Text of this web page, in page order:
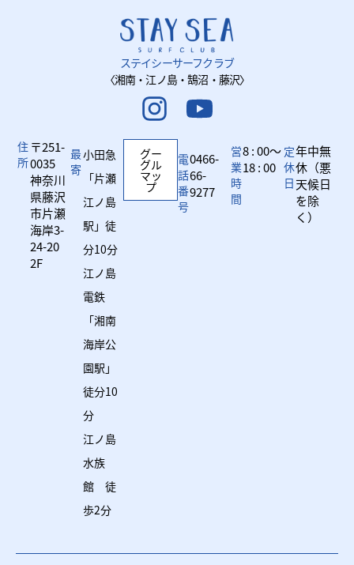
ステイシーサーフクラブ
〈湘南・江ノ島・鵠沼・藤沢〉
住
所
〒251-
0035
神奈川
県藤沢
市片瀬
海岸3-
24-20
2F
最
寄
小田急
「片瀬
江ノ島
駅」徒
分10分
江ノ島
電鉄
「湘南
海岸公
園駅」
徒分10
分
江ノ島
水族
館 徒
歩2分
グー
グル
マッ
プ
電
話
番
号
0466-
66-
9277
営
業
時
間
8 : 00～
18 : 00
定
休
日
年中無
休（悪
天候日
を除
く）